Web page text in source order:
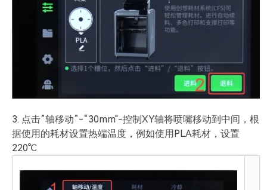
3. 点击”轴移动”-“30mm"-控制XY轴将喷嘴移动到中间，根
据使用的耗材设置热端温度，例如使用PLA耗材，设置
220℃